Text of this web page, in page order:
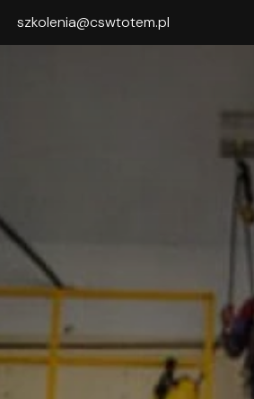
szkolenia@cswtotem.pl